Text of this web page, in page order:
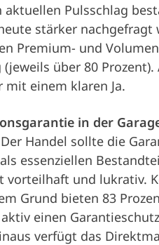
Pulsschlag
stärker nachgefragt
Premium- und
über 80
einem klaren Ja.
in der
Handel sollte die
essenziellen
vorteilhaft und lukrativ.
Grund bieten 83
einen
verfügt das